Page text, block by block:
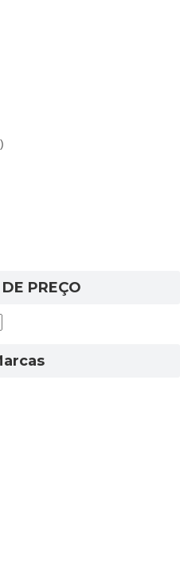
PREÇO